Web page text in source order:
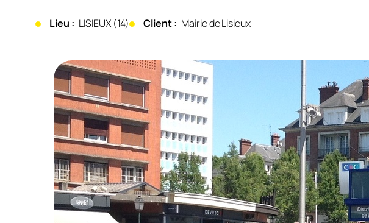
Lieu : LISIEUX (14) Client : Mairie de Lisieux